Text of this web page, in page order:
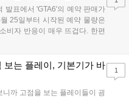
발표에서 'GTA6'의 예약 판매가
25일부터 시작된 예약 물량은
비자 반응이 매우 뜨겁다. 한편
로 정식 출시될 예정이며, 록
Look'을 최초 공개할 계획
보는 플레이, 기본기가 바
까 고점을 보는 플레이들이 굉
1